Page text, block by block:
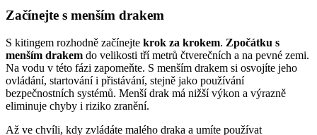
Začínejte s menším drakem
S kitingem rozhodně začínejte krok za krokem. Zpočátku s
menším drakem do velikosti tří metrů čtverečních a na pevné zemi.
Na vodu v této fázi zapomeňte. S menším drakem si osvojíte jeho
ovládání, startování i přistávání, stejně jako používání
bezpečnostních systémů. Menší drak má nižší výkon a výrazně
eliminuje chyby i riziko zranění.
Až ve chvíli, kdy zvládáte malého draka a umíte používat